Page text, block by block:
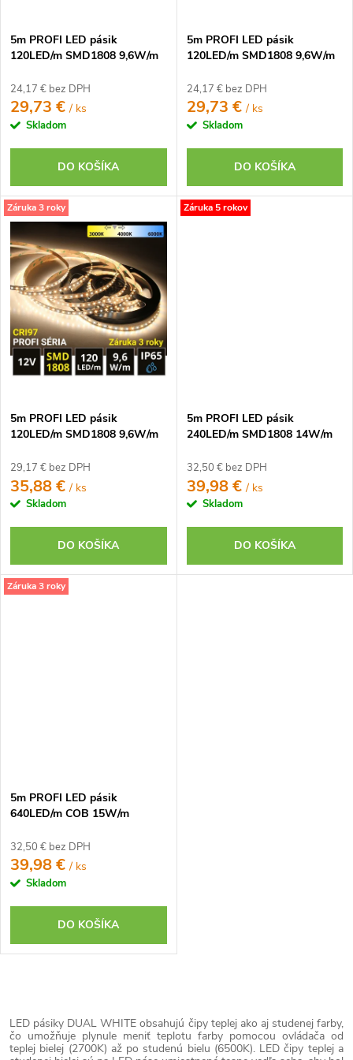
k
t
o
v
k
o
v
5m PROFI LED pásik
120LED/m SMD1808 9,6W/m
24,17 € bez DPH
29,73 €/ ks
Skladom
DO KOŠÍKA
5m PROFI LED pásik
120LED/m SMD1808 9,6W/m
24,17 € bez DPH
29,73 €/ ks
Skladom
DO KOŠÍKA
Záruka 3 roky
5m PROFI LED pásik
120LED/m SMD1808 9,6W/m
29,17 € bez DPH
35,88 €/ ks
Skladom
DO KOŠÍKA
Záruka 5 rokov
5m PROFI LED pásik
240LED/m SMD1808 14W/m
32,50 € bez DPH
39,98 €/ ks
Skladom
DO KOŠÍKA
Záruka 3 roky
5m PROFI LED pásik
640LED/m COB 15W/m
32,50 € bez DPH
39,98 €/ ks
Skladom
DO KOŠÍKA
v
l
LED pásiky DUAL WHITE obsahujú čipy teplej ako aj studenej farby,
čo umožňuje plynule meniť teplotu farby pomocou ovládača od
teplej bielej (2700K) až po studenú bielu (6500K). LED čipy teplej a